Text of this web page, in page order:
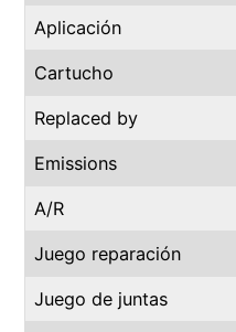
Aplicación
Cartucho
Replaced by
Emissions
A/R
Juego reparación
Juego de juntas